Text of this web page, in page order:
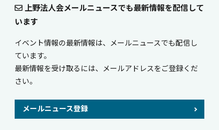
上野法人会メールニュースでも最新情報を配信して
います
イベント情報の最新情報は、メールニュースでも配信し
ています。
最新情報を受け取るには、メールアドレスをご登録くだ
さい。
メールニュース登録